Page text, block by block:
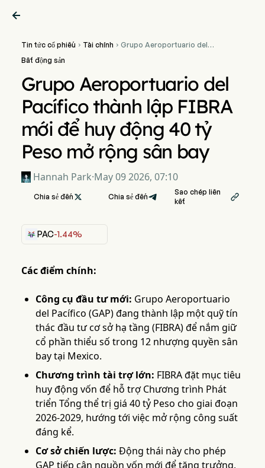

Tin tức cổ phiếu  Tài chính  Grupo Aeroportuario del
Bất động sản
Grupo Aeroportuario del
Pacífico thành lập FIBRA
mới để huy động 40 tỷ
Peso mở rộng sân bay
Hannah Park·May 09 2026, 07:10
Chia sẻ đến  Chia sẻ đến
Sao chép liên
kết

PAC-1.44%
Các điểm chính:
Công cụ đầu tư mới: Grupo Aeroportuario
del Pacífico (GAP) đang thành lập một quỹ tín
thác đầu tư cơ sở hạ tầng (FIBRA) để nắm giữ
cổ phần thiểu số trong 12 nhượng quyền sân
bay tại Mexico.
Chương trình tài trợ lớn: FIBRA đặt mục tiêu
huy động vốn để hỗ trợ Chương trình Phát
triển Tổng thể trị giá 40 tỷ Peso cho giai đoạn
2026-2029, hướng tới việc mở rộng công suất
đáng kể.
Cơ sở chiến lược: Động thái này cho phép
GAP tiếp cận nguồn vốn mới để tăng trưởng,